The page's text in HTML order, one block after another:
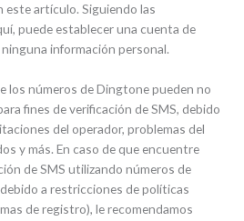
este artículo. Siguiendo las
puede establecer una cuenta de
información personal.
los números de Dingtone pueden no
fines de verificación de SMS, debido
del operador, problemas del
y más. En caso de que encuentre
de SMS utilizando números de
a restricciones de políticas
de registro), le recomendamos